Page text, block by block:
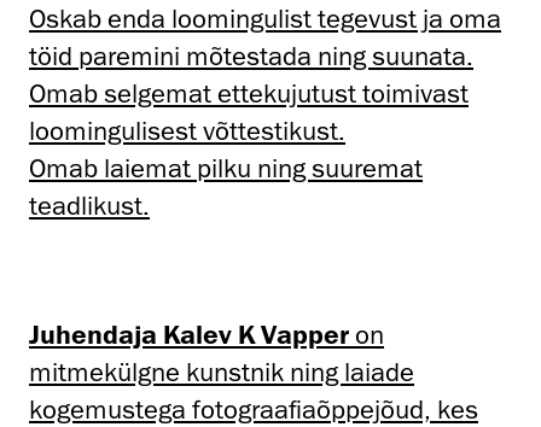
Oskab enda loomingulist tegevust ja oma
töid paremini mõtestada ning suunata.
Omab selgemat ettekujutust toimivast
loomingulisest võttestikust.
Omab laiemat pilku ning suuremat
teadlikust.
Juhendaja Kalev K Vapper on
mitmekülgne kunstnik ning laiade
kogemustega fotograafiaõppejõud, kes